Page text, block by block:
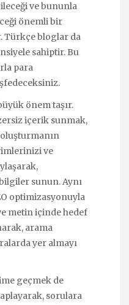
ve bununla
önemli bir
Türkçe bloglar da
sahiptir. Bu
para
önem taşır.
içerik sunmak,
ve
sunun. Aynı
optimizasyonuyla
metin içinde hedef
arama
yer almayı
geçmek de
sorulara